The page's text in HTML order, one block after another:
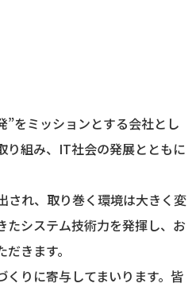
”をミッションとする会社とし
り組み、IT社会の発展とともに
され、取り巻く環境は大きく変
たシステム技術力を発揮し、お
きます。
りに寄与してまいります。皆